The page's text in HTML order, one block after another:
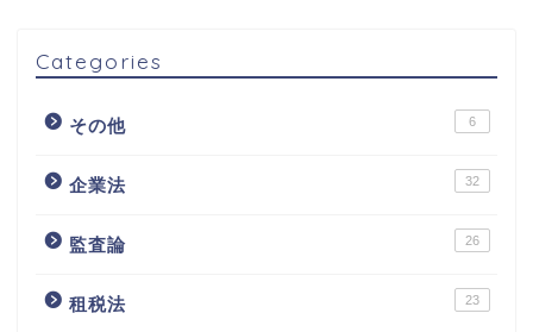
Categories
その他 6
企業法 32
監査論 26
租税法 23